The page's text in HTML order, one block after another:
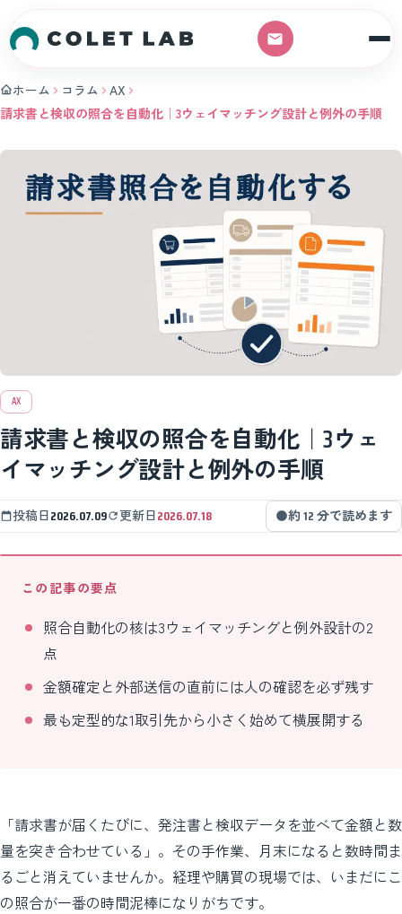
ホーム コラム
AX
請求書と検収の照合を自動化｜3ウェイマッチング設計と例外の手順
AX
請求書と検収の照合を自動化｜3ウェ
イマッチング設計と例外の手順
投稿日2026.07.09 更新日2026.07.18 約 12 分で読めます
この記事の要点
照合自動化の核は3ウェイマッチングと例外設計の2
点
金額確定と外部送信の直前には人の確認を必ず残す
最も定型的な1取引先から小さく始めて横展開する
「請求書が届くたびに、発注書と検収データを並べて金額と数
量を突き合わせている」。その手作業、月末になると数時間ま
るごと消えていませんか。経理や購買の現場では、いまだにこ
の照合が一番の時間泥棒になりがちです。